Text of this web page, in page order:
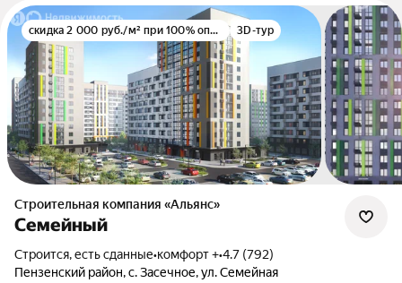
скидка 2 000 руб./м² при 100% оплате 3D-тур
Строительная компания «Альянс»
Семейный
Строится, есть сданные•комфорт +•4.7 (792)
Пензенский район, с. Засечное, ул. Семейная